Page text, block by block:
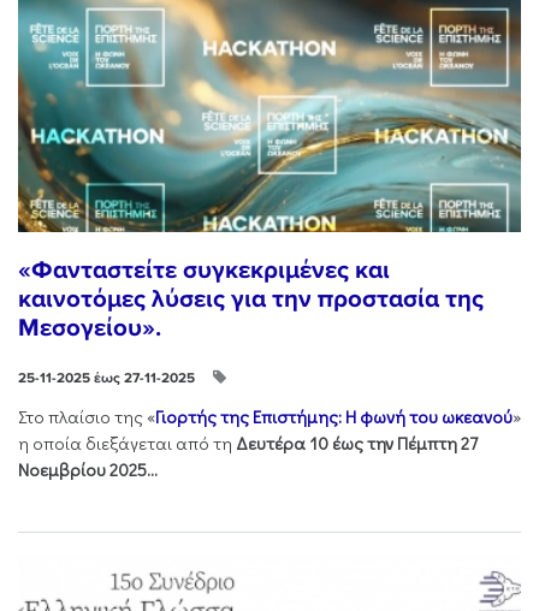
«Φανταστείτε συγκεκριμένες και
καινοτόμες λύσεις για την προστασία της
Μεσογείου».
25-11-2025 έως 27-11-2025
Στo πλαίσιo της «Γιορτής της Επιστήμης: Η φωνή του ωκεανού»
η οποία διεξάγεται από τη Δευτέρα 10 έως την Πέμπτη 27
Νοεμβρίου 2025...